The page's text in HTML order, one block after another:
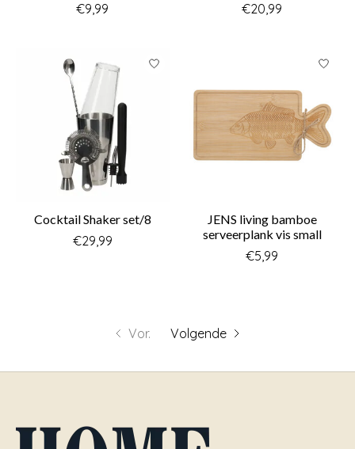
€9,99 €20,99
Cocktail Shaker set/8
€29,99
JENS living bamboe
serveerplank vis small
€5,99
Vor. Volgende